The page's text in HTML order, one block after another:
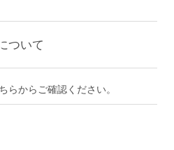
ついて
らからご確認ください。